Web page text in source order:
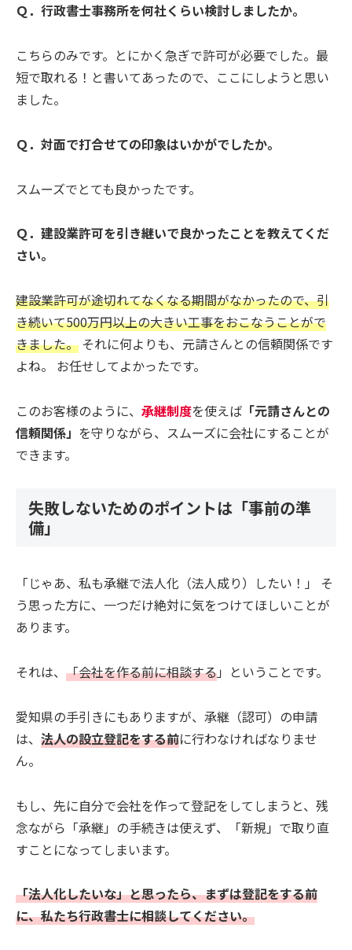
Ｑ．行政書士事務所を何社くらい検討しましたか。
こちらのみです。とにかく急ぎで許可が必要でした。最
短で取れる！と書いてあったので、ここにしようと思い
ました。
Ｑ．対面で打合せての印象はいかがでしたか。
スムーズでとても良かったです。
Ｑ．建設業許可を引き継いで良かったことを教えてくだ
さい。
建設業許可が途切れてなくなる期間がなかったので、引
き続いて500万円以上の大きい工事をおこなうことがで
きました。 それに何よりも、元請さんとの信頼関係です
よね。 お任せしてよかったです。
このお客様のように、 承継制度を使えば 「元請さんとの
信頼関係」 を守りながら、スムーズに会社にすることが
できます。
失敗しないためのポイントは「事前の準
備」
「じゃあ、私も承継で法人化（法人成り）したい！」 そ
う思った方に、一つだけ絶対に気をつけてほしいことが
あります。
それは、 「会社を作る前に相談する」ということです。
愛知県の手引きにもありますが、承継（認可）の申請
は、 法人の設立登記をする前に行わなければなりませ
ん。
もし、先に自分で会社を作って登記をしてしまうと、残
念ながら「承継」の手続きは使えず、「新規」で取り直
すことになってしまいます。
「法人化したいな」と思ったら、まずは登記をする前
に、私たち行政書士に相談してください。